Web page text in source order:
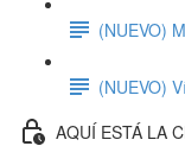
(NUEVO)
(NUEVO)
AQUÍ ESTÁ LA